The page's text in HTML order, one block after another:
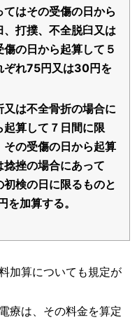
はその受傷の日から
打撲、不全脱臼又は
の日から起算して５
ぞれ75円又は30円を
は不全骨折の場合に
算して７日間に限
その受傷の日から起算
捻挫の場合にあって
検の日に限るものと
加算する。
加算についても規定が
療は、その料金を算定